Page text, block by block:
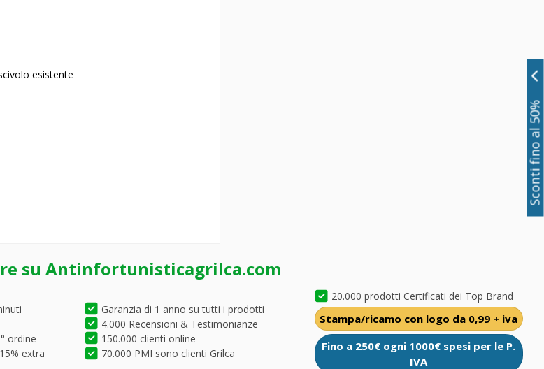
esistente
su Antinfortunisticagrilca.com
ordine
extra
Garanzia di 1 anno su tutti i prodotti
4.000 Recensioni & Testimonianze
150.000 clienti online
70.000 PMI sono clienti Grilca
20.000 prodotti Certificati dei Top Brand
Stampa/ricamo con logo da 0,99 + iva
Fino a 250€ ogni 1000€ spesi per le P.
IVA
Sconti fino al 50%